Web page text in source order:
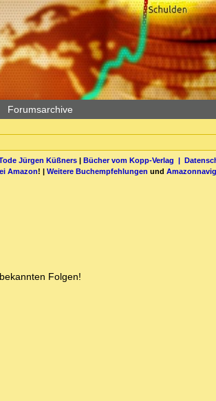
Forumsarchive
Jürgen Küßners| Bücher vom Kopp-Verlag |
Amazon! | Weitere Buchempfehlungen und
Folgen!